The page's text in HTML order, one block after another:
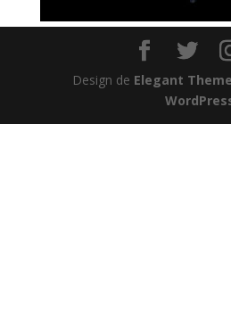
Design de Elegant